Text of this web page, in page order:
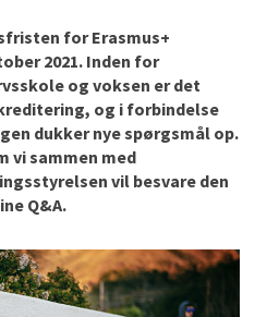
for Erasmus+
2021. Inden for
og voksen er det
og i forbindelse
dukker nye spørgsmål op.
vi sammen med
vil besvare den
Q&A.